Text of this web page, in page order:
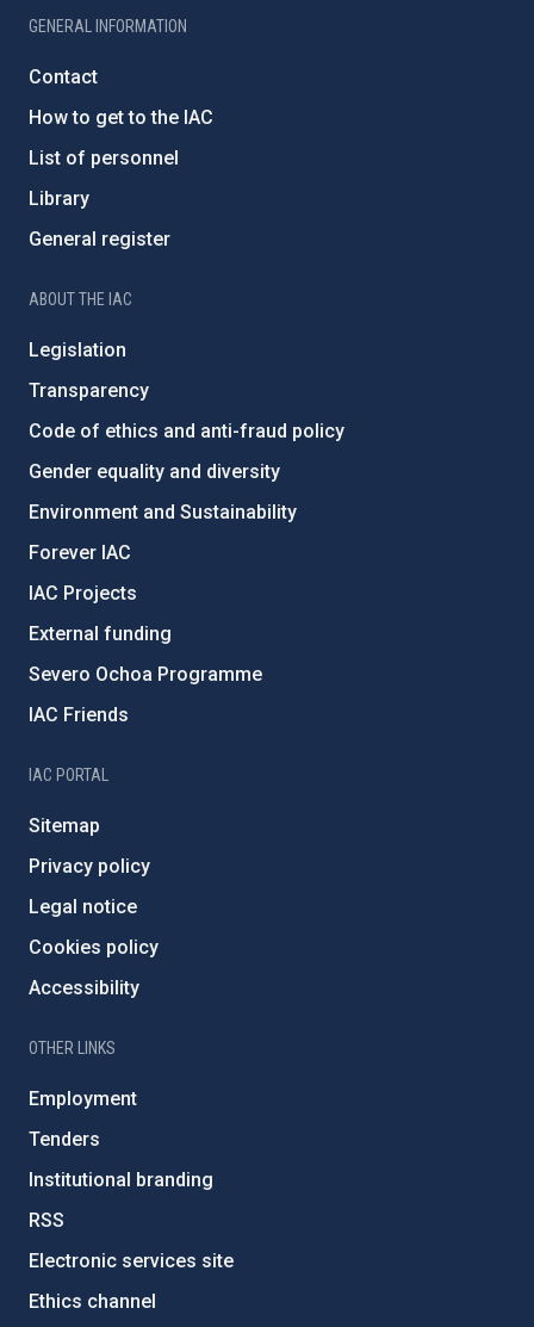
GENERAL INFORMATION
Contact
How to get to the IAC
List of personnel
Library
General register
ABOUT THE IAC
Legislation
Transparency
Code of ethics and anti-fraud policy
Gender equality and diversity
Environment and Sustainability
Forever IAC
IAC Projects
External funding
Severo Ochoa Programme
IAC Friends
IAC PORTAL
Sitemap
Privacy policy
Legal notice
Cookies policy
Accessibility
OTHER LINKS
Employment
Tenders
Institutional branding
RSS
Electronic services site
Ethics channel